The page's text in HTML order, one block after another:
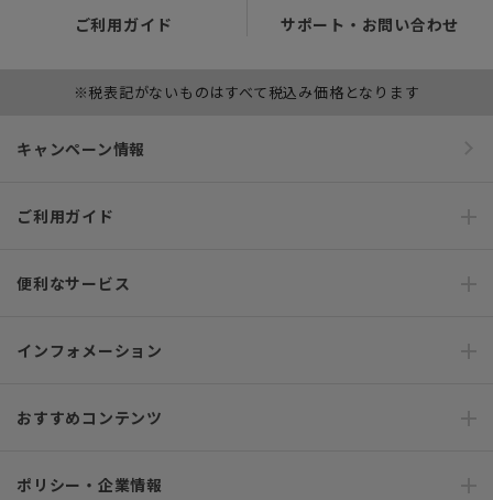
ご利用ガイド サポート・お問い合わせ
※税表記がないものはすべて税込み価格となります
キャンペーン情報
ご利用ガイド
便利なサービス
インフォメーション
おすすめコンテンツ
ポリシー・企業情報